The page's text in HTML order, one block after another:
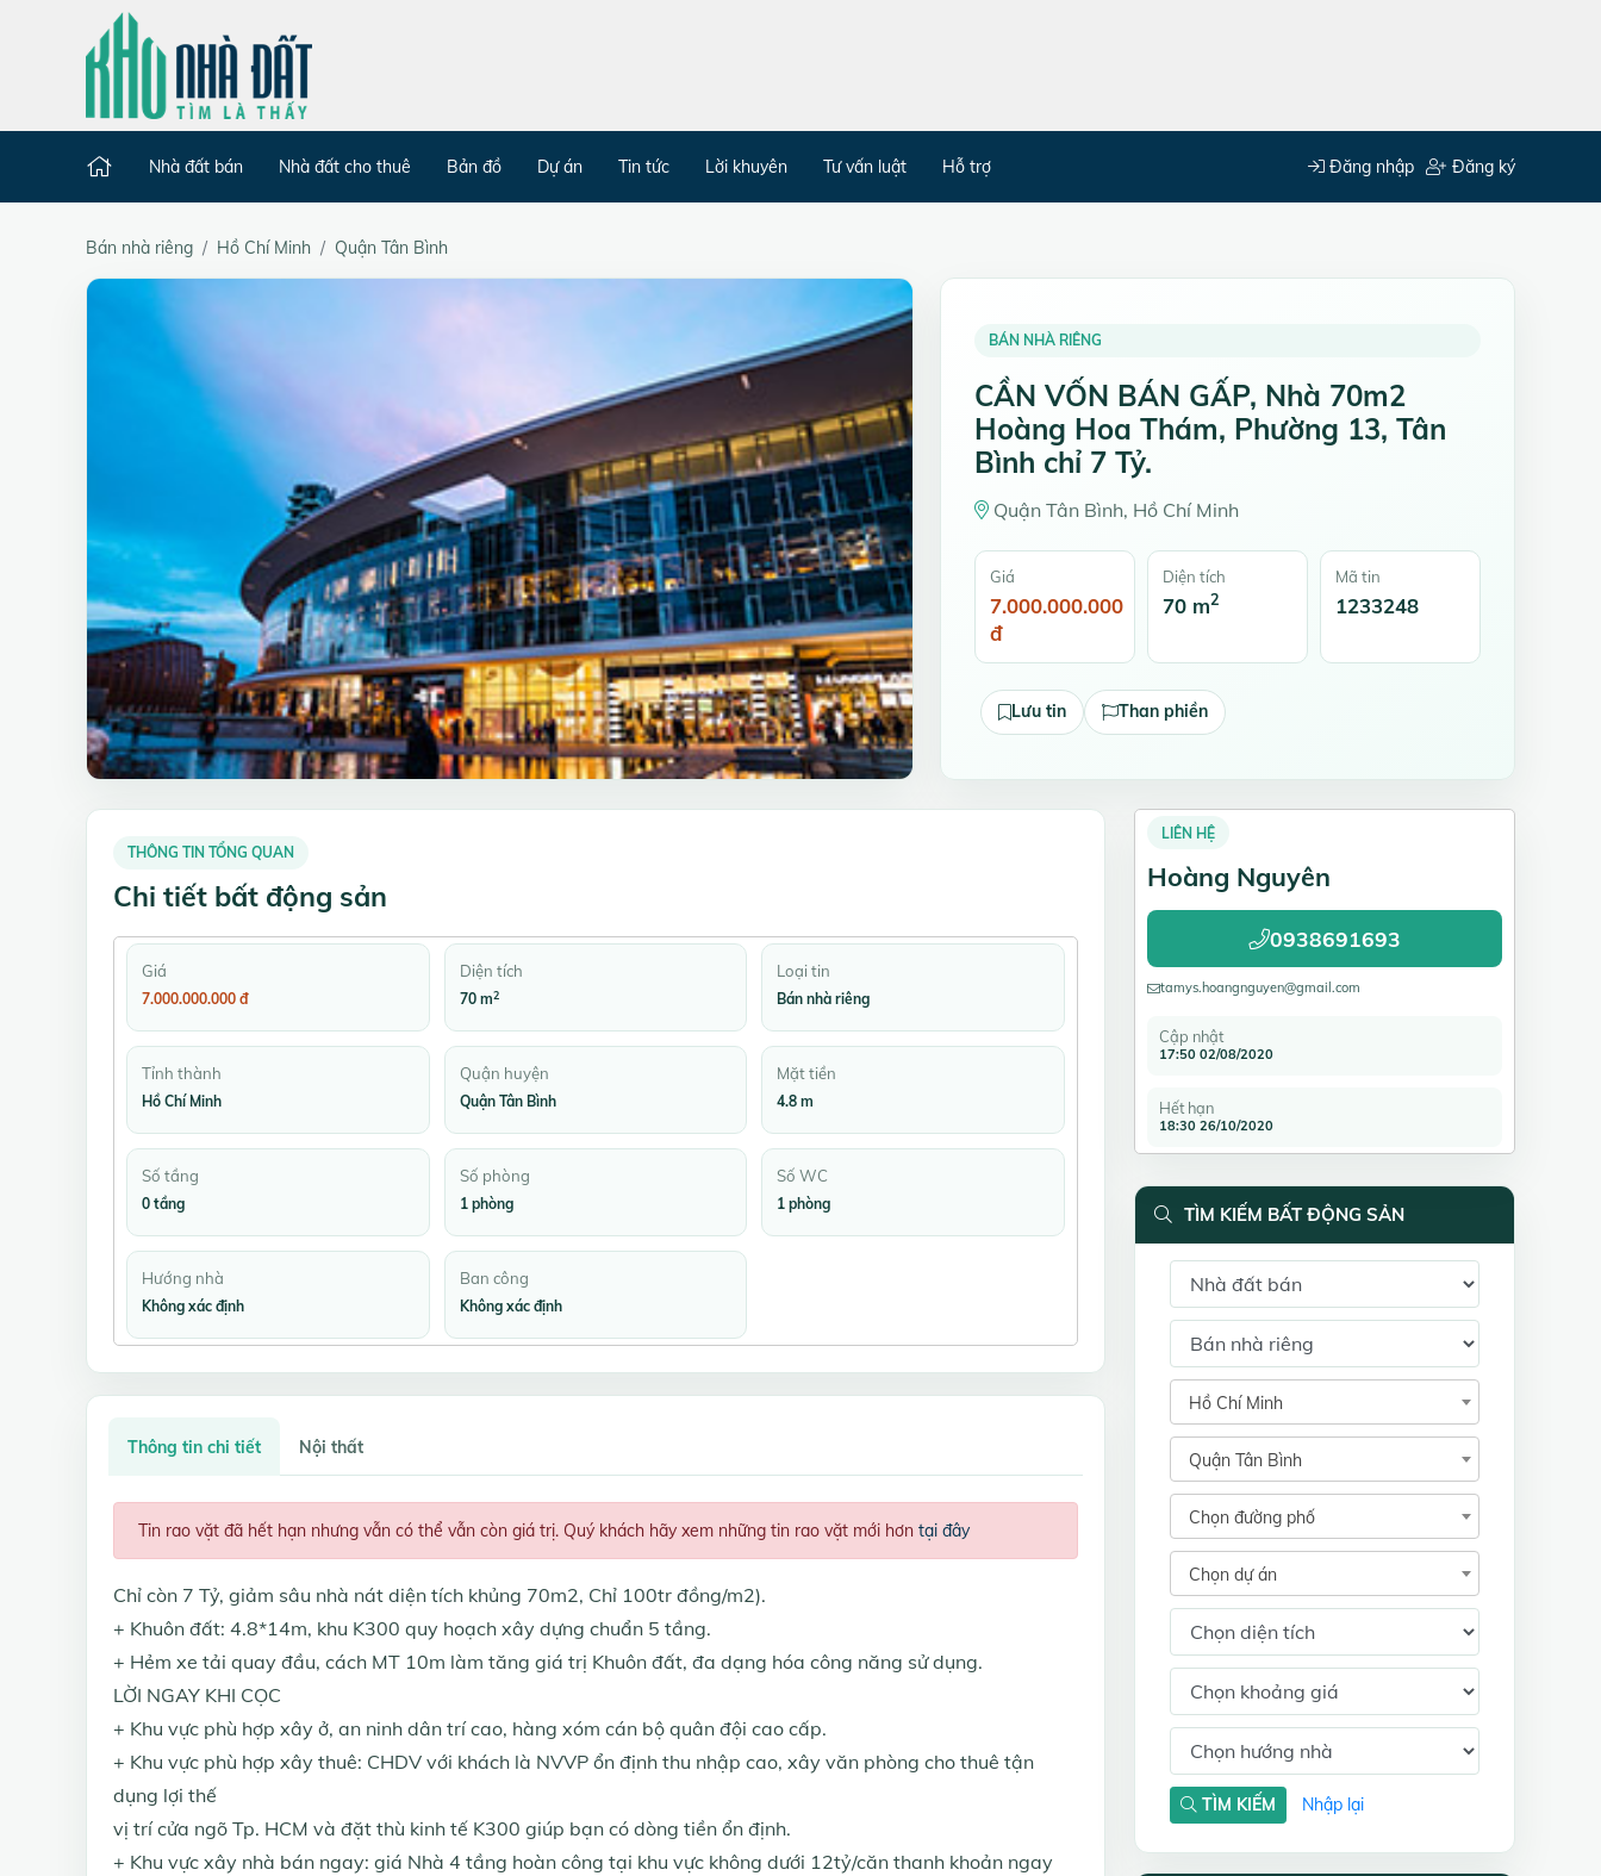
Nhà đất bán Nhà đất cho thuê Bản đồ Dự án Tin tức Lời khuyên Tư vấn luật Hỗ trợ Đăng nhập Đăng ký
Bán nhà riêng Hồ Chí Minh Quận Tân Bình
BÁN NHÀ RIÊNG
CẦN VỐN BÁN GẤP, Nhà 70m2
Hoàng Hoa Thám, Phường 13, Tân
Bình chỉ 7 Tỷ.
Quận Tân Bình, Hồ Chí Minh
Giá
7.000.000.000
đ
Diện tích
70 m2
Mã tin
1233248
Lưu tin Than phiền
THÔNG TIN TỔNG QUAN
Chi tiết bất động sản
Giá
7.000.000.000 đ
Diện tích
70 m2
Loại tin
Bán nhà riêng
Tỉnh thành
Hồ Chí Minh
Quận huyện
Quận Tân Bình
Mặt tiền
4.8 m
Số tầng
0 tầng
Số phòng
1 phòng
Số WC
1 phòng
Hướng nhà
Không xác định
Ban công
Không xác định
Thông tin chi tiết Nội thất
Tin rao vặt đã hết hạn nhưng vẫn có thể vẫn còn giá trị. Quý khách hãy xem những tin rao vặt mới hơn tại đây
Chỉ còn 7 Tỷ, giảm sâu nhà nát diện tích khủng 70m2, Chỉ 100tr đồng/m2).
+ Khuôn đất: 4.8*14m, khu K300 quy hoạch xây dựng chuẩn 5 tầng.
+ Hẻm xe tải quay đầu, cách MT 10m làm tăng giá trị Khuôn đất, đa dạng hóa công năng sử dụng.
LỜI NGAY KHI CỌC
+ Khu vực phù hợp xây ở, an ninh dân trí cao, hàng xóm cán bộ quân đội cao cấp.
+ Khu vực phù hợp xây thuê: CHDV với khách là NVVP ổn định thu nhập cao, xây văn phòng cho thuê tận
dụng lợi thế
vị trí cửa ngõ Tp. HCM và đặt thù kinh tế K300 giúp bạn có dòng tiền ổn định.
+ Khu vực xây nhà bán ngay: giá Nhà 4 tầng hoàn công tại khu vực không dưới 12tỷ/căn thanh khoản ngay
LIÊN HỆ
Hoàng Nguyên
0938691693
tamys.hoangnguyen@gmail.com
Cập nhật
17:50 02/08/2020
Hết hạn
18:30 26/10/2020
TÌM KIẾM BẤT ĐỘNG SẢN
Hồ Chí Minh
Quận Tân Bình
Chọn đường phố
Chọn dự án
TÌM KIẾM Nhập lại